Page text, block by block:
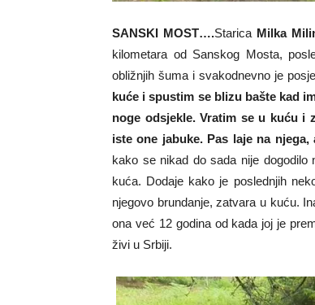
SANSKI MOST….Starica Milka
kilometara od Sanskog Mosta,
obližnjih šuma i svakodnevno je
kuće i spustim se blizu bašte kad
noge odsjekle. Vratim se u kuću i
iste one jabuke. Pas laje na njega,
kako se nikad do sada nije
kuća. Dodaje kako je poslednjih
njegovo brundanje, zatvara u kuću.
ona već 12 godina od kada joj je
živi u Srbiji.